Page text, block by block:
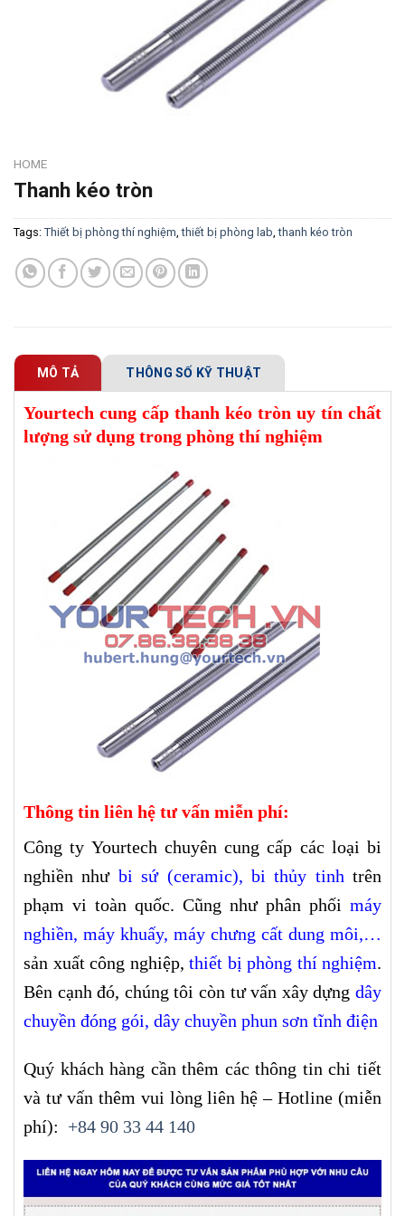
HOME
Thanh kéo tròn
Tags: Thiết bị phòng thí nghiệm,thiết bị phòng lab,thanh kéo tròn
MÔ TẢ THÔNG SỐ KỸ THUẬT
Yourtech cung cấp thanh kéo tròn uy tín chất
lượng sử dụng trong phòng thí nghiệm
Thông tin liên hệ tư vấn miễn phí:
Công ty Yourtech chuyên cung cấp các loại bi
nghiền như bi sứ (ceramic), bi thủy tinh trên
phạm vi toàn quốc. Cũng như phân phối máy
nghiền, máy khuấy, máy chưng cất dung môi,…
sản xuất công nghiệp, thiết bị phòng thí nghiệm.
Bên cạnh đó, chúng tôi còn tư vấn xây dựng dây
chuyền đóng gói, dây chuyền phun sơn tĩnh điện
Quý khách hàng cần thêm các thông tin chi tiết
và tư vấn thêm vui lòng liên hệ – Hotline (miễn
phí): +84 90 33 44 140